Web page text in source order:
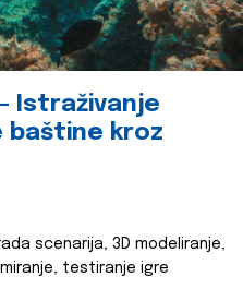
– Istraživanje
baštine kroz
scenarija, 3D modeliranje,
testiranje igre